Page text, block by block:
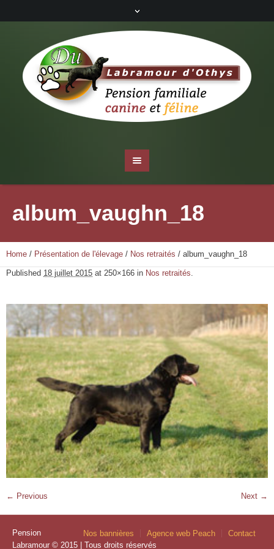
album_vaughn_18
Home / Présentation de l'élevage / Nos retraités / album_vaughn_18
Published 18 juillet 2015 at 250×166 in Nos retraités.
← Previous Next →
Nos bannières Agence web Peach Contact
Pension
Labramour © 2015 | Tous droits réservés